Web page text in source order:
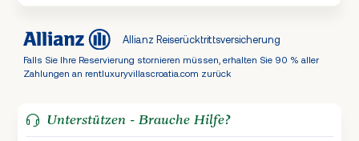
Allianz Reiserücktrittsversicherung
Falls Sie Ihre Reservierung stornieren müssen, erhalten Sie 90 % aller
Zahlungen an rentluxuryvillascroatia.com zurück
Unterstützen - Brauche Hilfe?